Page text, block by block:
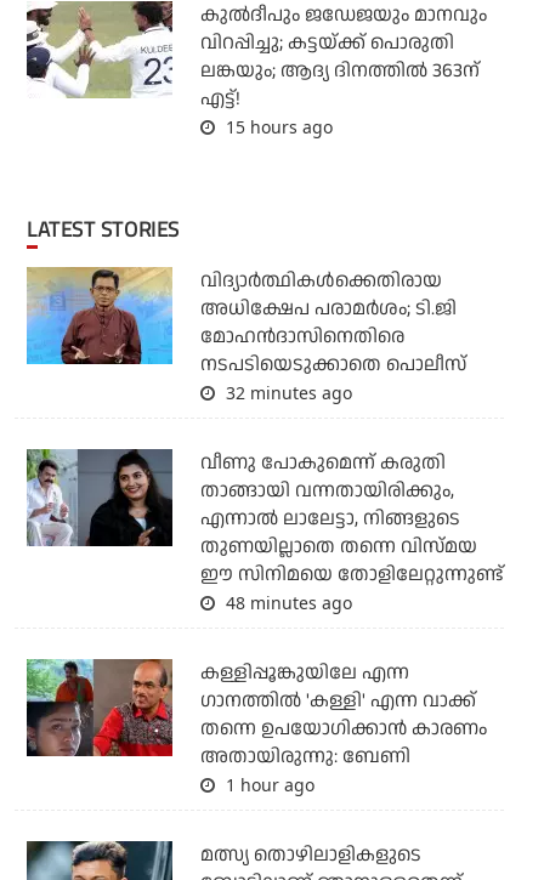
കുല്‍ദീപും ജഡേജയും മാനവും
വിറപ്പിച്ചു; കട്ടയ്ക്ക് പൊരുതി
ലങ്കയും; ആദ്യ ദിനത്തില്‍ 363ന്
എട്ട്!
15 hours ago
LATEST STORIES
വിദ്യാര്‍ത്ഥികള്‍ക്കെതിരായ
അധിക്ഷേപ പരാമര്‍ശം; ടി.ജി
മോഹന്‍ദാസിനെതിരെ
നടപടിയെടുക്കാതെ പൊലീസ്
32 minutes ago
വീണു പോകുമെന്ന് കരുതി
താങ്ങായി വന്നതായിരിക്കും,
എന്നാല്‍ ലാലേട്ടാ, നിങ്ങളുടെ
തുണയില്ലാതെ തന്നെ വിസ്മയ
ഈ സിനിമയെ തോളിലേറ്റുന്നുണ്ട്
48 minutes ago
കള്ളിപ്പൂങ്കുയിലേ എന്ന
ഗാനത്തിൽ 'കള്ളി' എന്ന വാക്ക്
തന്നെ ഉപയോഗിക്കാൻ കാരണം
അതായിരുന്നു: ബേണി
1 hour ago
മത്സ്യ തൊഴിലാളികളുടെ